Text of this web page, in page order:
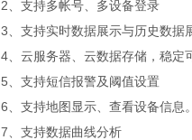
2、支持多帐号、多设备登录
3、支持实时数据展示与历史数据
4、云服务器、云数据存储，稳定
5、支持短信报警及阈值设置
6、支持地图显示、查看设备信息。
7、支持数据曲线分析